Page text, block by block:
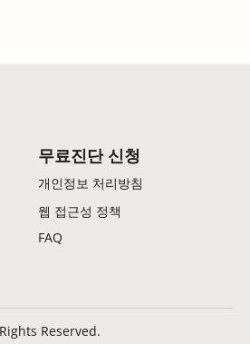
략: 실용적인 방법 총정리
무료진단 신청
개인정보 처리방침
FAQ
웹 접근성 정책
Reserved.